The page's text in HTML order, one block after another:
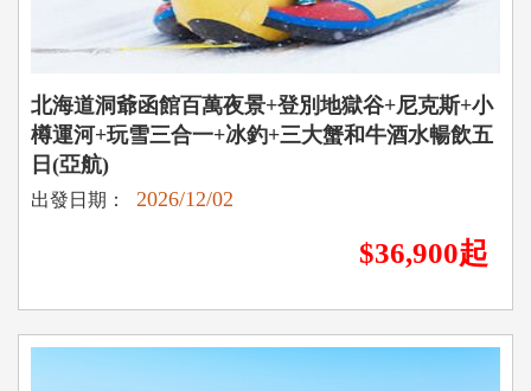
北海道洞爺函館百萬夜景+登別地獄谷+尼克斯+小
樽運河+玩雪三合一+冰釣+三大蟹和牛酒水暢飲五
日(亞航)
出發日期： 2026/12/02
$36,900起